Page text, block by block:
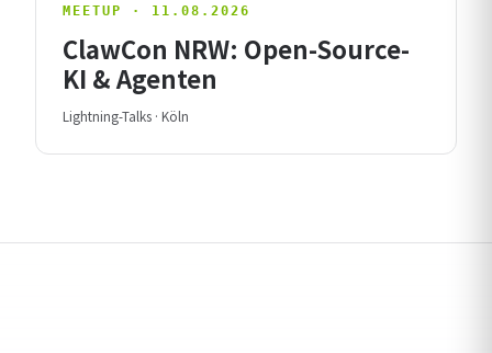
MEETUP · 11.08.2026
ClawCon NRW: Open-Source-
KI & Agenten
Lightning-Talks · Köln